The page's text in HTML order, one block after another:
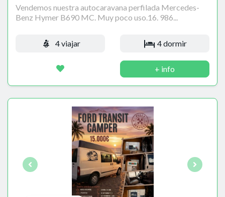
Vendemos nuestra autocaravana perfilada Mercedes-
Benz Hymer B690 MC. Muy poco uso.16. 986...
4 viajar 4 dormir
+ info